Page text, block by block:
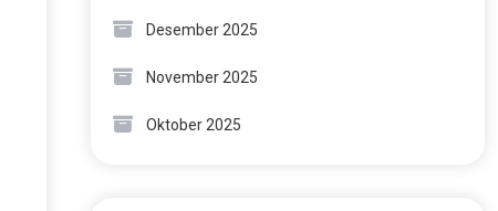
Desember 2025
November 2025
Oktober 2025